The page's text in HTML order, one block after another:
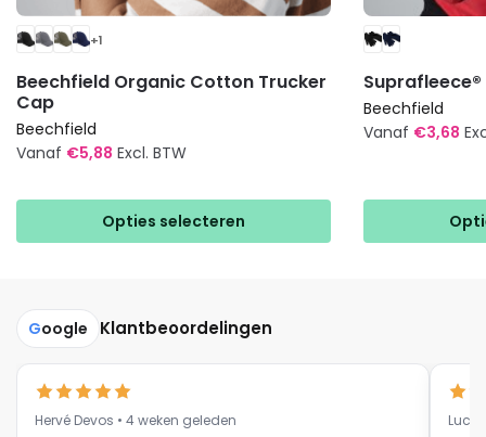
+1
Beechfield Organic Cotton Trucker
Cap
Beechfield
Vanaf €5,88 Excl. BTW
Opties selecteren
heeft
Deze
optie
kan
gekozen
worden
Beechfield
Vanaf €3,68
product
meerdere
Google Klantbeoordelingen
Hervé Devos • 4 weken geleden Luc